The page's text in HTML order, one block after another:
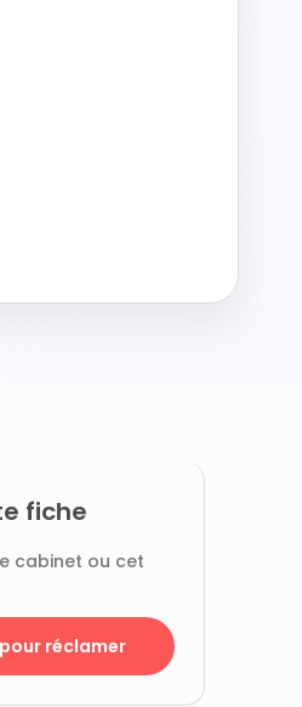
fiche
cabinet ou cet
réclamer